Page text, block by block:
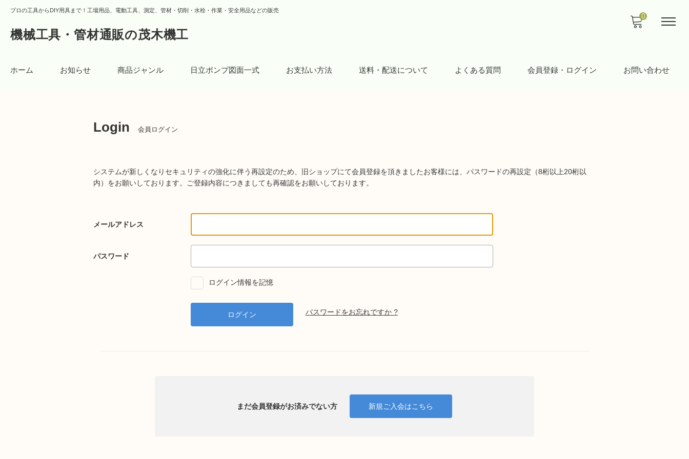
プロの工具からDIY用具まで！工場用品、電動工具、測定、管材・切削・水栓・作業・安全用品などの販売
機械工具・管材通販の茂木機工
ホーム お知らせ 商品ジャンル 日立ポンプ図面一式 お支払い方法 送料・配送について よくある質問 会員登録・ログイン お問い合わせ
0
Login 会員ログイン
システムが新しくなりセキュリティの強化に伴う再設定のため、旧ショップにて会員登録を頂きましたお客様には、パスワードの再設定（8桁以上20桁以
内）をお願いしております。
ご登録内容につきましても再確認をお願いしております。
メールアドレス
パスワード
ログイン情報を記憶
パスワードをお忘れですか ?
まだ会員登録がお済みでない方 新規ご入会はこちら